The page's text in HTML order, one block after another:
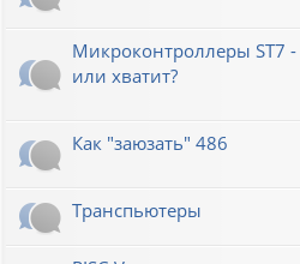
Микроконтроллеры ST7 -
или хватит?
Как "заюзать" 486
Транспьютеры